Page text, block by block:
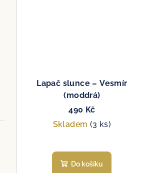
Lapač slunce – Vesmír
(moddrá)
490 Kč
Skladem (3 ks)
Do košíku